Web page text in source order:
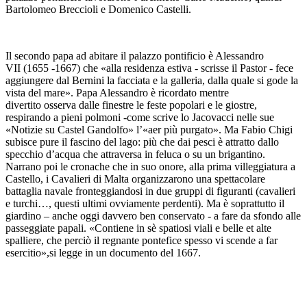
Bartolomeo Breccioli e Domenico Castelli.
Il secondo papa ad abitare il palazzo pontificio è Alessandro
VII (1655 -1667) che «alla residenza estiva - scrisse il Pastor - fece
aggiungere dal Bernini la facciata e la galleria, dalla quale si gode la
vista del mare». Papa Alessandro è ricordato mentre
divertito osserva dalle finestre le feste popolari e le giostre,
respirando a pieni polmoni -come scrive lo Jacovacci nelle sue
«Notizie su Castel Gandolfo» l’«aer più purgato». Ma Fabio Chigi
subisce pure il fascino del lago: più che dai pesci è attratto dallo
specchio d’acqua che attraversa in feluca o su un brigantino.
Narrano poi le cronache che in suo onore, alla prima villeggiatura a
Castello, i Cavalieri di Malta organizzarono una spettacolare
battaglia navale fronteggiandosi in due gruppi di figuranti (cavalieri
e turchi…, questi ultimi ovviamente perdenti). Ma è soprattutto il
giardino – anche oggi davvero ben conservato - a fare da sfondo alle
passeggiate papali. «Contiene in sè spatiosi viali e belle et alte
spalliere, che perciò il regnante pontefice spesso vi scende a far
esercitio»,si legge in un documento del 1667.